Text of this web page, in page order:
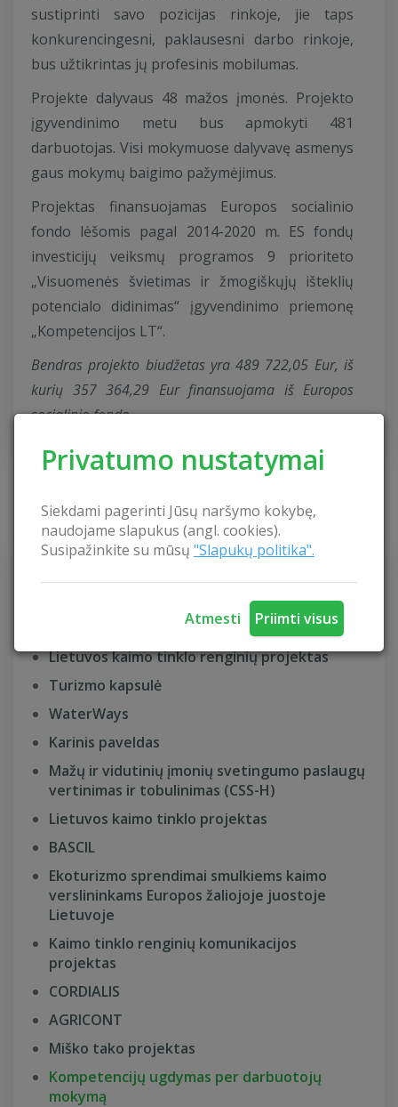
Privatumo nustatymai
Siekdami pagerinti Jūsų naršymo kokybę,
naudojame slapukus (angl. cookies).
Susipažinkite su mūsų "Slapukų politika".
Atmesti Priimti visus
sustiprinti savo pozicijas rinkoje, jie taps
konkurencingesni, paklausesni darbo rinkoje,
bus užtikrintas jų profesinis mobilumas.
Projekte dalyvaus 48 mažos įmonės. Projekto
įgyvendinimo metu bus apmokyti 481
darbuotojas. Visi mokymuose dalyvavę asmenys
gaus mokymų baigimo pažymėjimus.
Projektas finansuojamas Europos socialinio
fondo lėšomis pagal 2014-2020 m. ES fondų
investicijų veiksmų programos 9 prioriteto
„Visuomenės švietimas ir žmogiškųjų išteklių
potencialo didinimas“ įgyvendinimo priemonę
„Kompetencijos LT“.
Bendras projekto biudžetas yra 489 722,05 Eur, iš
kurių 357 364,29 Eur finansuojama iš Europos
socialinio fondo.
PROJEKTAI
Masinio turizmo poveikio ekosistemoms
mažinimas Lietuvos Europos žaliosios juostos
Lietuvos kaimo tinklo renginių projektas
Turizmo kapsulė
WaterWays
Karinis paveldas
Mažų ir vidutinių įmonių svetingumo paslaugų
vertinimas ir tobulinimas (CSS-H)
Lietuvos kaimo tinklo projektas
BASCIL
Ekoturizmo sprendimai smulkiems kaimo
verslininkams Europos žaliojoje juostoje
Lietuvoje
Kaimo tinklo renginių komunikacijos
projektas
CORDIALIS
AGRICONT
Miško tako projektas
Kompetencijų ugdymas per darbuotojų
mokymą